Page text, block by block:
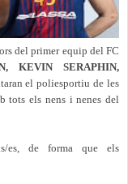
del primer equip del FC
KEVIN SERAPHIN,
el poliesportiu de les
tots els nens i nenes del
es, de forma que els